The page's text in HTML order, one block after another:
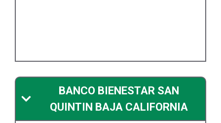
BANCO BIENESTAR SAN
QUINTIN BAJA CALIFORNIA